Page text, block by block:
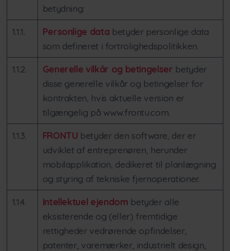
betydning:
1.1.1. Personlige data betyder personlige data
som defineret i fortrolighedspolitikken.
1.1.2. Generelle vilkår og betingelser betyder
disse generelle vilkår og betingelser for
kontrakten, hvis aktuelle version er
tilgængelig på www.frontu.com.
1.1.3. FRONTU betyder den software, der er
udviklet af entreprenøren, herunder
mobilapplikation, dedikeret til planlægning
og styring af tekniske fjernoperationer.
1.1.4. Intellektuel ejendom betyder alle
eksisterende og (eller) fremtidige
rettigheder vedrørende opfindelser,
patenter, varemærker, industrielt design,